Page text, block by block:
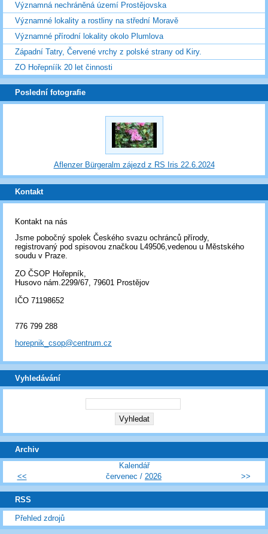
Významná nechráněná území Prostějovska
Významné lokality a rostliny na střední Moravě
Významné přírodní lokality okolo Plumlova
Západní Tatry, Červené vrchy z polské strany od Kiry.
ZO Hořepníík 20 let činnosti
Poslední fotografie
Aflenzer Bürgeralm zájezd z RS Iris 22.6.2024
Kontakt
Kontakt na nás
Jsme pobočný spolek Českého svazu ochránců přírody,
registrovaný pod spisovou značkou L49506,vedenou u Městského
soudu v Praze.
ZO ČSOP Hořepník,
Husovo nám.2299/67, 79601 Prostějov
IČO 71198652
776 799 288
horepnik_csop@centrum.cz
Vyhledávání
Archiv
Kalendář
<<
červenec / 2026 >>
RSS
Přehled zdrojů